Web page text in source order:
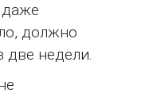
даже
должно
две недели.